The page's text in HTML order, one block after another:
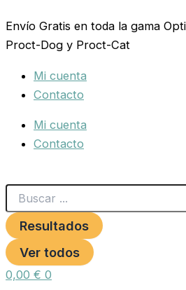
al
contenido
Envío Gratis en toda la gama
Proct-Dog y Proct-Cat
Mi cuenta
Contacto
Mi cuenta
Contacto
...
Resultados
Ver todos
0,00 € 0
CUERO
CON
PLACA
65CM.ROJO
cantidad